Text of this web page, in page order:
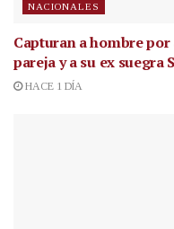
NACIONALES
Capturan a hombre
pareja y a su ex suegra
HACE 1 DÍA